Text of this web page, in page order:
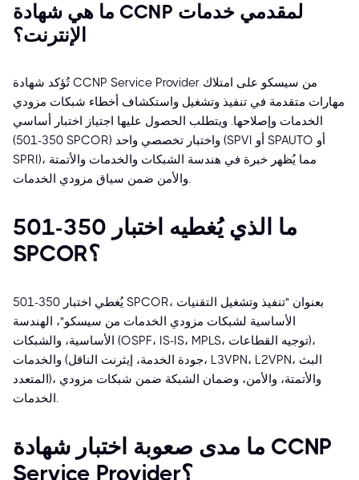
ما هي شهادة CCNP لمقدمي خدمات
الإنترنت؟
تُؤكد شهادة CCNP Service Provider من سيسكو على امتلاك
مهارات متقدمة في تنفيذ وتشغيل واستكشاف أخطاء شبكات مزودي
الخدمات وإصلاحها. ويتطلب الحصول عليها اجتياز اختبار أساسي
(350-501 SPCOR) واختبار تخصصي واحد (SPVI أو SPAUTO أو
SPRI)، مما يُظهر خبرة في هندسة الشبكات والخدمات والأتمتة
والأمن ضمن سياق مزودي الخدمات.
ما الذي يُغطيه اختبار 350-501
SPCOR؟
يُغطي اختبار 350-501 SPCOR، بعنوان "تنفيذ وتشغيل التقنيات
الأساسية لشبكات مزودي الخدمات من سيسكو"، الهندسة
الأساسية، والشبكات (OSPF، IS-IS، MPLS، توجيه القطاعات)،
والخدمات (جودة الخدمة، إيثرنت الناقل، L3VPN، L2VPN، البث
المتعدد)، والأتمتة، والأمن، وضمان الشبكة ضمن شبكات مزودي
الخدمات.
ما مدى صعوبة اختبار شهادة CCNP
Service Provider؟